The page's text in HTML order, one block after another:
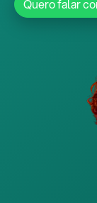
Quero falar